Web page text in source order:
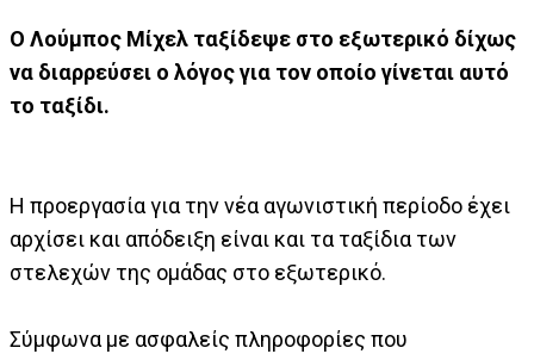
Ο Λούμπος Μίχελ ταξίδεψε στο εξωτερικό δίχως
να διαρρεύσει ο λόγος για τον οποίο γίνεται αυτό
το ταξίδι.
Η προεργασία για την νέα αγωνιστική περίοδο έχει
αρχίσει και απόδειξη είναι και τα ταξίδια των
στελεχών της ομάδας στο εξωτερικό.
Σύμφωνα με ασφαλείς πληροφορίες που